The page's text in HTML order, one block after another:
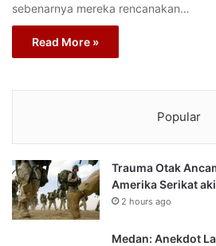
sebenarnya mereka rencanakan…
Read More »
Popular
Trauma Otak
Amerika Serikat
2 hours ago
Medan: Anekdot